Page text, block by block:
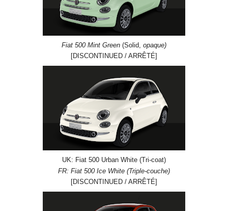
Fiat 500 Mint Green (Solid, opaque)
[DISCONTINUED / ARRÊTÉ]
UK: Fiat 500 Urban White (Tri-coat)
FR: Fiat 500 Ice White (Triple-couche)
[DISCONTINUED / ARRÊTÉ]